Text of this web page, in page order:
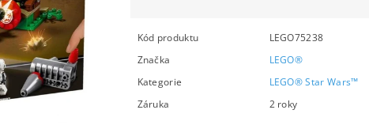
Kód produktu
LEGO75238
Značka
LEGO®
Kategorie
LEGO® Star Wars™
Záruka
2 roky